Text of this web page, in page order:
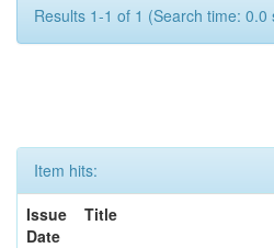
Results 1-1 of 1 (Search time: 0.0
Item hits:
Issue
Date
Title